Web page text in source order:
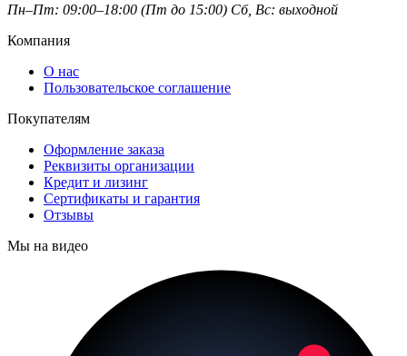
Пн–Пт: 09:00–18:00 (Пт до 15:00) Сб, Вс: выходной
Компания
О нас
Пользовательское соглашение
Покупателям
Оформление заказа
Реквизиты организации
Кредит и лизинг
Сертификаты и гарантия
Отзывы
Мы на видео